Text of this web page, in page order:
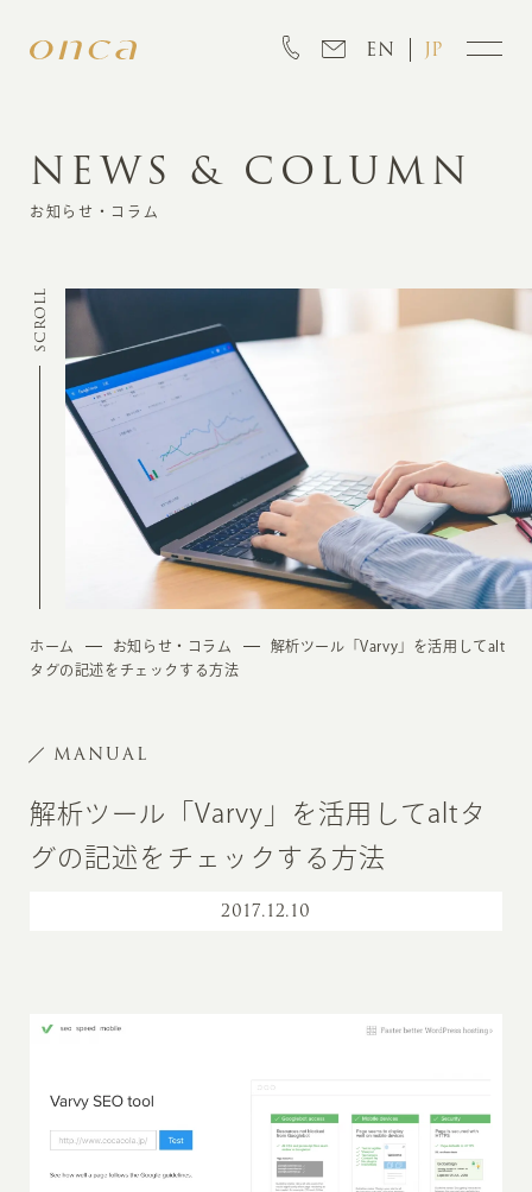
EN JP
INFORMATION
CREATION
MARKETING
NEWS & COLUMN
お知らせ・コラム
SCROLL
ホーム お知らせ・コラム
解析ツール「Varvy」を活用してalt
タグの記述をチェックする方法
MANUAL
解析ツール「Varvy」を活用してaltタ
グの記述をチェックする方法
2017.12.10